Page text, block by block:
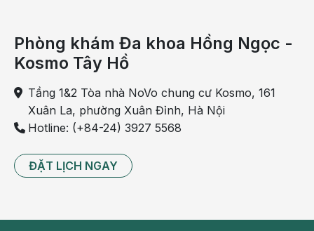
Phòng khám Đa khoa Hồng Ngọc -
Kosmo Tây Hồ
Tầng 1&2 Tòa nhà NoVo chung cư Kosmo, 161
Xuân La, phường Xuân Đỉnh, Hà Nội
Hotline: (+84-24) 3927 5568
ĐẶT LỊCH NGAY